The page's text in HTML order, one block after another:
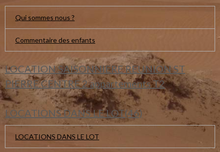
Qui sommes nous ?
Commentaire des enfants
LOCATION SAISONNIERE REUNION ST
PIERRE CENTRE 2 appartements T2
LOCATIONS DANS LE LOT(46)
LOCATIONS DANS LE LOT